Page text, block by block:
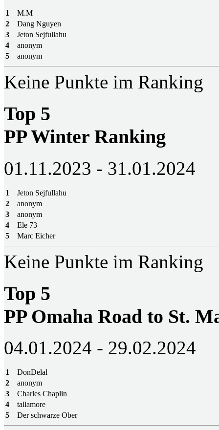
1
M.M
2
Dang Nguyen
3
Jeton Sejfullahu
4
anonym
5
anonym
Keine Punkte im Ranking
Top 5
PP Winter Ranking
01.11.2023 - 31.01.2024
1
Jeton Sejfullahu
2
anonym
3
anonym
4
Ele 73
5
Marc Eicher
Keine Punkte im Ranking
Top 5
PP Omaha Road to St.
04.01.2024 - 29.02.2024
1
DonDelal
2
anonym
3
Charles Chaplin
4
tallamore
5
Der schwarze Ober